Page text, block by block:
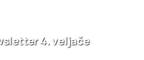
4. veljače